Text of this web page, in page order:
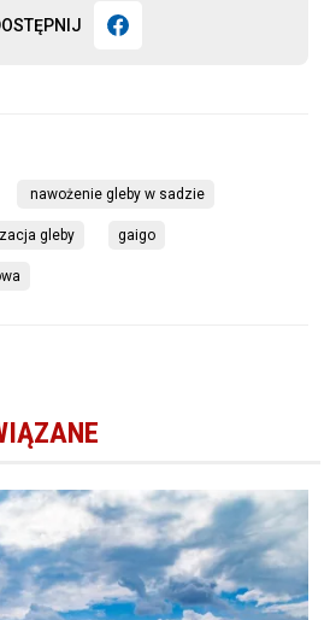
nawożenie gleby w sadzie
gleby gaigo